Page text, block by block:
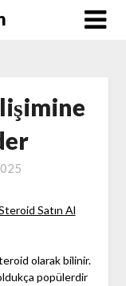
Satın Al
olarak bilinir.
popülerdir